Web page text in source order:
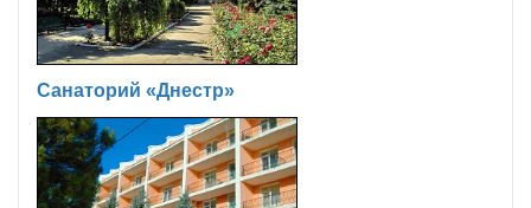
Санаторий «Днестр»